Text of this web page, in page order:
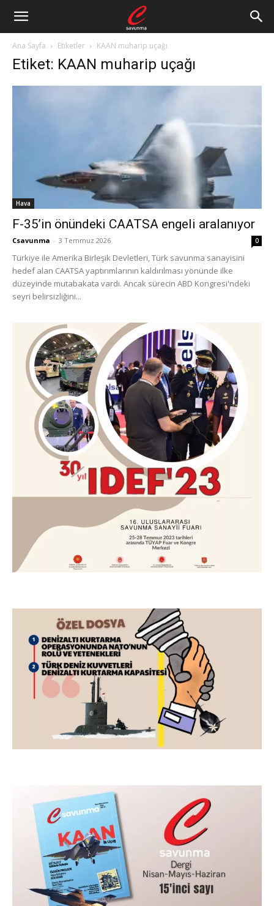
Ana Sayfa Etiketler KAAN muharip uçağı
Etiket: KAAN muharip uçağı
Hava
F-35’in önündeki CAATSA engeli aralanıyor
Csavunma - 3 Temmuz 2026 0
Türkiye ile Amerika Birleşik Devletleri, Türk savunma sanayisini
hedef alan CAATSA yaptırımlarının kaldırılması yönünde ilke
düzeyinde mutabakata vardı. Ancak sürecin ABD Kongresi'ndeki
seyri belirsizliğini...